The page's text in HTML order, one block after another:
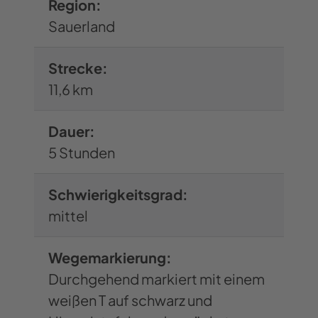
Wiese und steuern den Bismarckturm
an. Meistens gilt die Regel: Wenn der
Büdchen nebendran. Einige hundert
Meter hinter dem Turm haben wir
erreicht: Durch das eiserne
HAGENfenster können wir einen Blick
dem steilen Anstieg erholen möchte,
kann dies auf einer von den
Federnbank tun.
Wir wandern weiter durch den
Region:
Sauerland
Strecke:
11,6 km
Dauer:
5 Stunden
Schwierigkeitsgrad:
mittel
Wegemarkierung:
Durchgehend markiert mit einem
weißen T auf schwarz und